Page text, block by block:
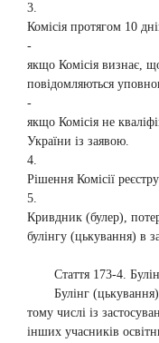
3.
Комісія протягом 10
-
якщо Комісія визнає,
повідомляються
-
якщо Комісія не
України із заявою.
4.
Рішення Комісії
5.
Кривдник (булер),
булінгу (цькування) в
Стаття 173-4.
Булінг
тому числі із
інших учасників